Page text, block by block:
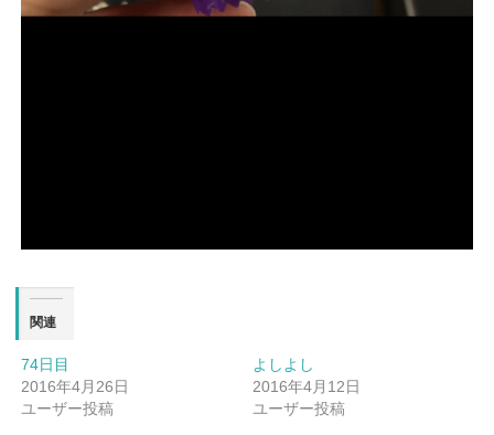
関連
74日目
2016年4月26日
ユーザー投稿
よしよし
2016年4月12日
ユーザー投稿